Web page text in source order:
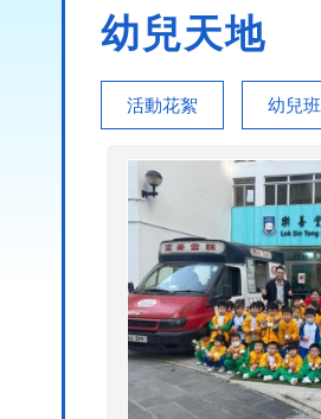
幼兒天地
活動花絮 幼兒班